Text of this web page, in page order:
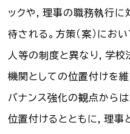
ックや，理事の職務執行
待される。方策（案）にお
人等の制度と異なり，学
機関としての位置付けを
バナンス強化の観点から
位置付けるとともに，理